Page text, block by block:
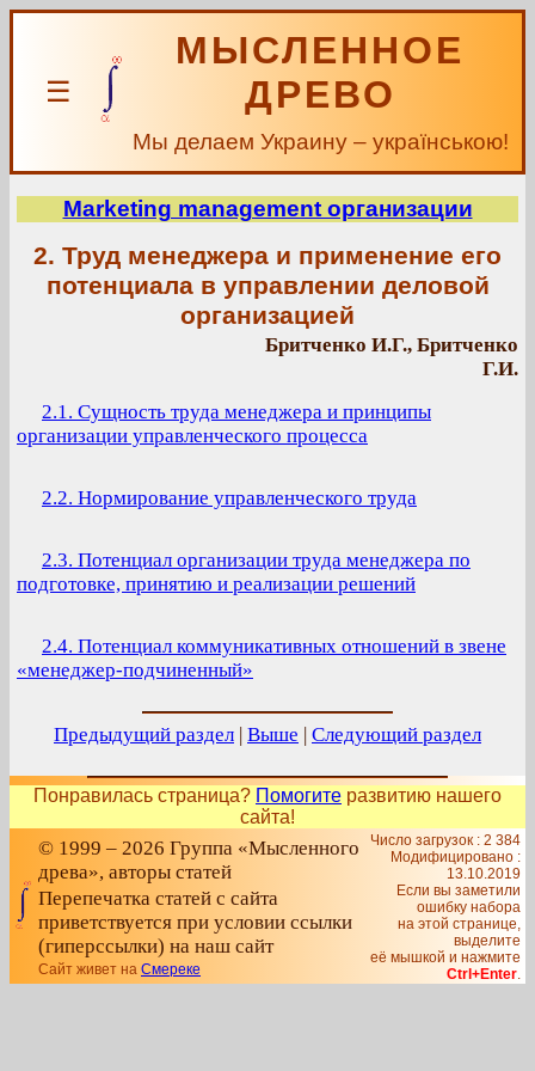
☰
МЫСЛЕННОЕ
ДРЕВО
Мы делаем Украину – українською!
Marketing management организации
2. Труд менеджера и применение его
потенциала в управлении деловой
организацией
Бритченко И.Г., Бритченко
Г.И.
2.1. Сущность труда менеджера и принципы
организации управленческого процесса
2.2. Нормирование управленческого труда
2.3. Потенциал организации труда менеджера по
подготовке, принятию и реализации решений
2.4. Потенциал коммуникативных отношений в звене
«менеджер-подчиненный»
Предыдущий раздел | Выше | Следующий раздел
Понравилась страница? Помогите развитию нашего
сайта!
© 1999 – 2026 Группа «Мысленного
древа», авторы статей
Перепечатка статей с сайта
приветствуется при условии ссылки
(гиперссылки) на наш сайт
Сайт живет на Смереке
Число загрузок : 2 384
Модифицировано :
13.10.2019
Если вы заметили
ошибку набора
на этой странице,
выделите
её мышкой и нажмите
Ctrl+Enter.